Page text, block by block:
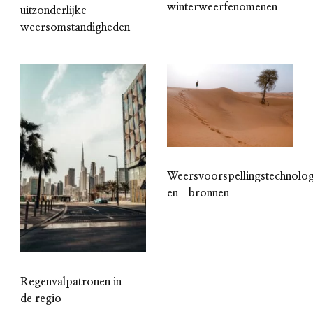
uitzonderlijke
weersomstandigheden
winterweerfenomenen
Regenvalpatronen in
de regio
en -bronnen